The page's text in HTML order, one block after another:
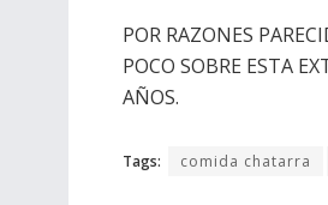
POR RAZONES
POCO SOBRE ESTA
AÑOS.
Tags: comida chatarra